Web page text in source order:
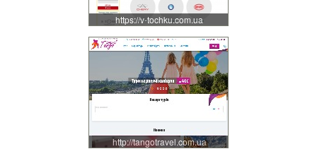
https://v-tochku.com.ua
http://tangotravel.com.ua